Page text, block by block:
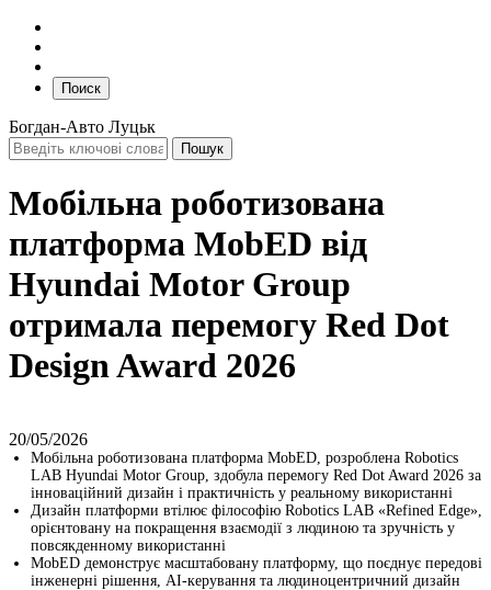
Поиск
Богдан-Авто Луцьк
Мобільна роботизована
платформа MobED від
Hyundai Motor Group
отримала перемогу Red Dot
Design Award 2026
20/05/2026
Мобільна роботизована платформа MobED, розроблена Robotics
LAB Hyundai Motor Group, здобула перемогу Red Dot Award 2026 за
інноваційний дизайн і практичність у реальному використанні
Дизайн платформи втілює філософію Robotics LAB «Refined Edge»,
орієнтовану на покращення взаємодії з людиною та зручність у
повсякденному використанні
MobED демонструє масштабовану платформу, що поєднує передові
інженерні рішення, AI-керування та людиноцентричний дизайн